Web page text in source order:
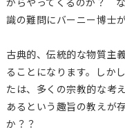
識の難問にバーニー博士
古典的、伝統的な物質主
ることになります。しか
たは、多くの宗教的な考
あるという趣旨の教えが
か？？